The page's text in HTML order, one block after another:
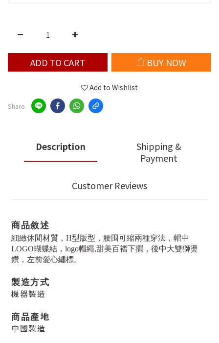
ADD TO CART BUY NOW
Add to Wishlist
Share
Description
Shipping &
Payment
Customer Reviews
商品敘述
細緻休閒材質，H型版型， 腰围可縮兩種穿法，帽中
LOGO蝴蝶結，logo帽繩,甜美百褶下擺，後中大雙獅燙
鑽，左前愛心繡標。
製造方式
機器製造
商品產地
中國製造